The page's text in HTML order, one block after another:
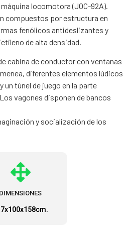
locomotora (JOC-92A).
compuestos por estructura en
fenólicos antideslizantes y
de alta densidad.
cabina de conductor con ventanas
diferentes elementos lúdicos
un túnel de juego en la parte
vagones disponen de bancos
y socialización de los
DIMENSIONES